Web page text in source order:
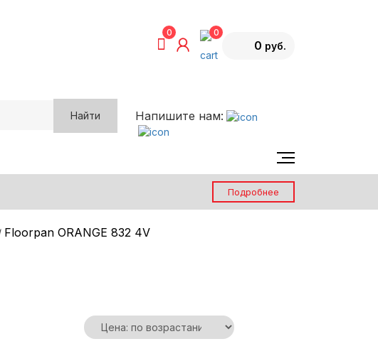
0
0
0
Найти Напишите нам:
Каталог эффектов
О компании
Возврат товара
Сотрудничество
Подробнее
Floorpan ORANGE 832 4V